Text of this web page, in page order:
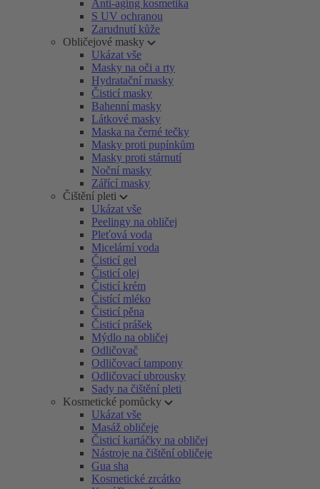
Anti-aging kosmetika
S UV ochranou
Zarudnutí kůže
Obličejové masky
Ukázat vše
Masky na oči a rty
Hydratační masky
Čisticí masky
Bahenní masky
Látkové masky
Maska na černé tečky
Masky proti pupínkům
Masky proti stárnutí
Noční masky
Zářící masky
Čištění pleti
Ukázat vše
Peelingy na obličej
Pleťová voda
Micelární voda
Čisticí gel
Čisticí olej
Čisticí krém
Čistící mléko
Čisticí pěna
Čisticí prášek
Mýdlo na obličej
Odličovač
Odličovací tampony
Odličovací ubrousky
Sady na čištění pleti
Kosmetické pomůcky
Ukázat vše
Masáž obličeje
Čisticí kartáčky na obličej
Nástroje na čištění obličeje
Gua sha
Kosmetické zrcátko